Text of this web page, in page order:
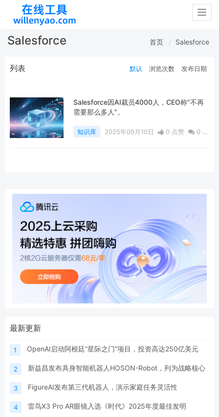
Salesforce 首页 Salesforce
列表 默认 浏览次数 发布日期
Salesforce因AI裁员4000人，CEO称“不再
需要那么多人”。
知识库 2025年09月10日 0 点赞 0 评
最新更新
1 OpenAI启动阿根廷“星际之门”项目，投资高达250亿美元
2 新益昌发布具身智能机器人HOSON-Robot，列为战略核心
3 FigureAI发布第三代机器人，演示家庭任务灵活性
4 雷鸟X3 Pro AR眼镜入选《时代》2025年度最佳发明